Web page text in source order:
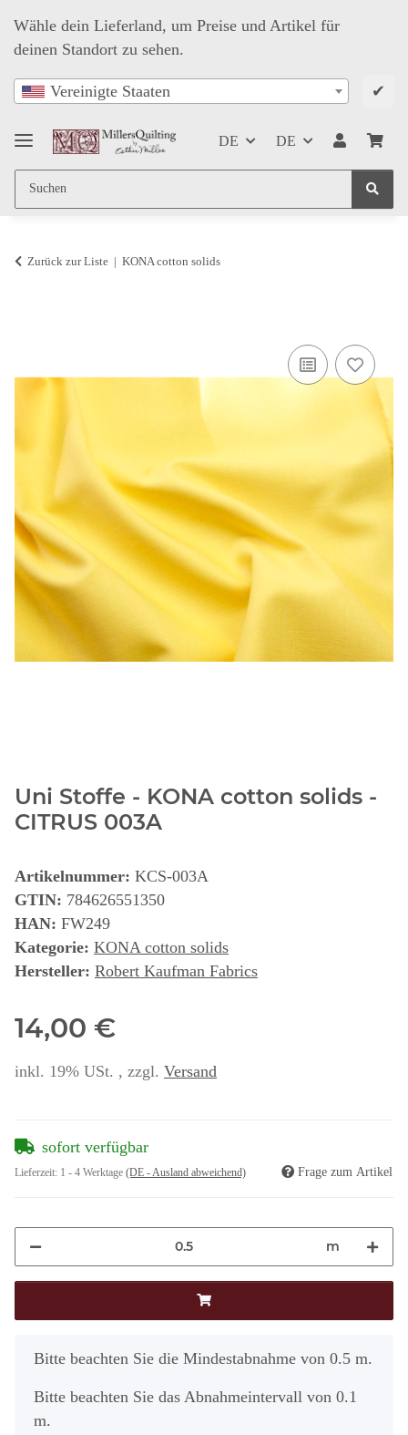
Wähle dein Lieferland, um Preise und Artikel für
deinen Standort zu sehen.
Vereinigte Staaten ✔
DE DE
Zurück zur Liste KONA cotton solids
Uni Stoffe - KONA cotton solids -
CITRUS 003A
Artikelnummer: KCS-003A
GTIN: 784626551350
HAN: FW249
Kategorie: KONA cotton solids
Hersteller: Robert Kaufman Fabrics
14,00 €
inkl. 19% USt. , zzgl. Versand
sofort verfügbar
Lieferzeit: 1 - 4 Werktage (DE - Ausland abweichend) Frage zum Artikel
m
x
Bitte beachten Sie die Mindestabnahme von 0.5 m.
Bitte beachten Sie das Abnahmeintervall von 0.1
m.